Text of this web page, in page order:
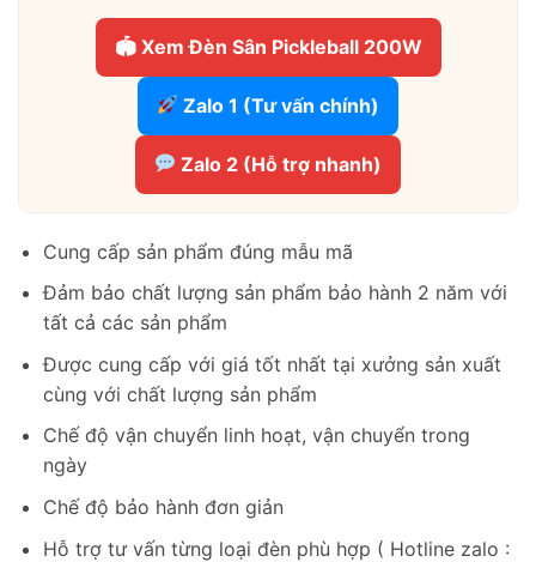
🏟 Xem Đèn Sân Pickleball 200W
Zalo 1 (Tư vấn chính)
Zalo 2 (Hỗ trợ nhanh)
Cung cấp sản phẩm đúng mẫu mã
Đảm bảo chất lượng sản phẩm bảo hành 2 năm với
tất cả các sản phẩm
Được cung cấp với giá tốt nhất tại xưởng sản xuất
cùng với chất lượng sản phẩm
Chế độ vận chuyển linh hoạt, vận chuyển trong
ngày
Chế độ bảo hành đơn giản
Hỗ trợ tư vấn từng loại đèn phù hợp ( Hotline zalo :